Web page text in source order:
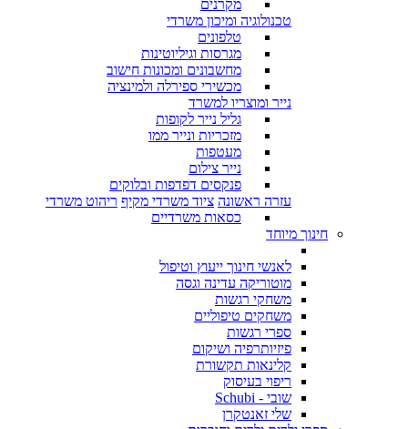
מקרנים
טכנולוגיה ומיכון משרדי
טלפונים
מגרסות וגיליוטינות
מחשבונים ומכונות חישוב
מכשירי ספירלה ולמינציה
נייר ומוצריו למשרד
גליל נייר לקופות
מזכריות ונייר ממו
מעטפות
נייר צילום
פנקסים דפדפות ובלוקים
עזרה ראשונה ציוד משרדי מקיף ריהוט משרדי
כסאות משרדיים
חינוך מיוחד
לאנשי חינוך ייעוץ וטיפול
מוטוריקה עדינה וגסה
משחקי רגשות
משחקים טיפוליים
ספרי רגשות
פיזיותרפיה ושיקום
קלינאות תקשורת
ריפוי בעיסוק
שובי - Schubi
שלי זאנטקרן